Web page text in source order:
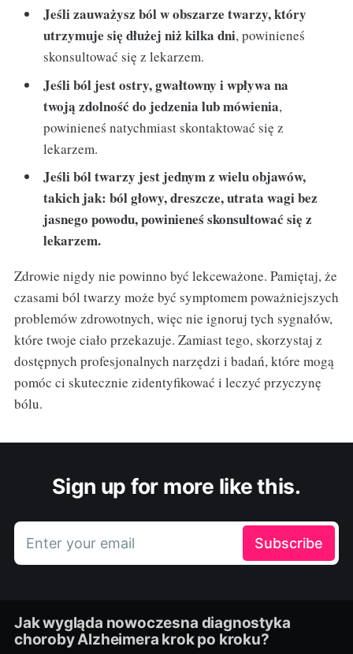
Jeśli zauważysz ból w obszarze twarzy, który
utrzymuje się dłużej niż kilka dni, powinieneś
skonsultować się z lekarzem.
Jeśli ból jest ostry, gwałtowny i wpływa na
twoją zdolność do jedzenia lub mówienia,
powinieneś natychmiast skontaktować się z
lekarzem.
Jeśli ból twarzy jest jednym z wielu objawów,
takich jak: ból głowy, dreszcze, utrata wagi bez
jasnego powodu, powinieneś skonsultować się z
lekarzem.
Zdrowie nigdy nie powinno być lekceważone. Pamiętaj, że
czasami ból twarzy może być symptomem poważniejszych
problemów zdrowotnych, więc nie ignoruj tych sygnałów,
które twoje ciało przekazuje. Zamiast tego, skorzystaj z
dostępnych profesjonalnych narzędzi i badań, które mogą
pomóc ci skutecznie zidentyfikować i leczyć przyczynę
bólu.
Sign up for more like this.
Enter your email Subscribe
Jak wygląda nowoczesna diagnostyka
choroby Alzheimera krok po kroku?